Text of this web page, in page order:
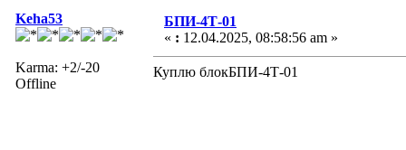
Keha53
Karma: +2/-20
Offline
БПИ-4Т-01
« : 12.04.2025, 08:58:56 am »
Куплю блокБПИ-4Т-01